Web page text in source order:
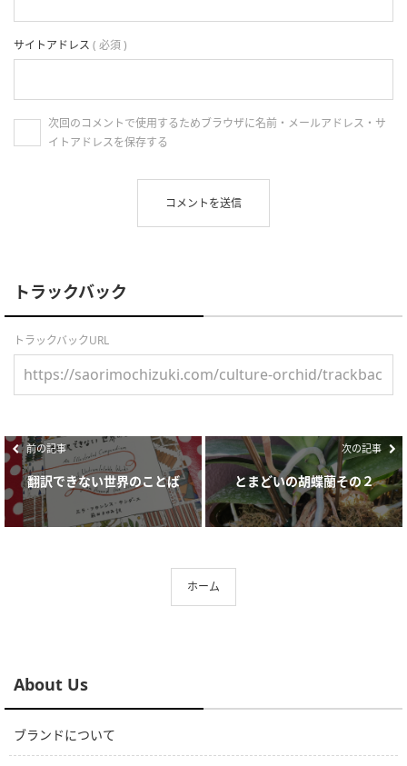
サイトアドレス ( 必須 )
次回のコメントで使用するためブラウザに名前・メールアドレス・サ
イトアドレスを保存する
トラックバック
トラックバックURL
前の記事
翻訳できない世界のことば
次の記事
とまどいの胡蝶蘭その２
ホーム
About Us
ブランドについて